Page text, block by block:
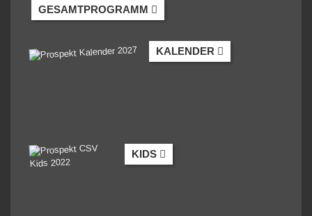
GESAMTPROGRAMM
KALENDER
KIDS